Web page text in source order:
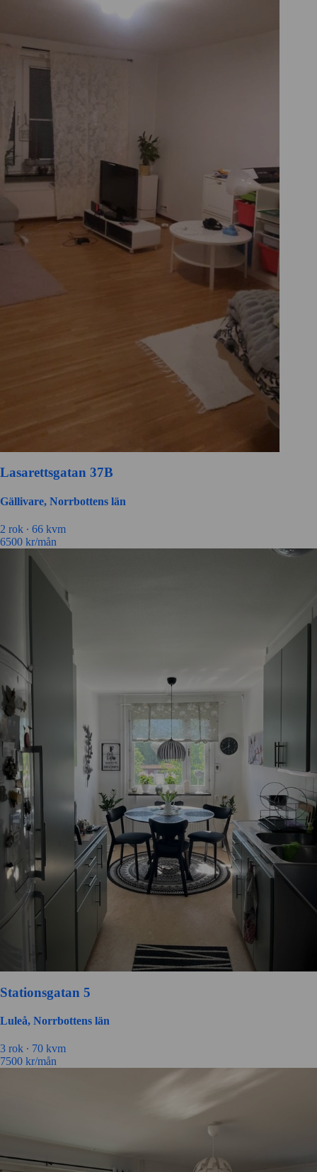
Lasarettsgatan 37B
Gällivare, Norrbottens län
2 rok ∙ 66 kvm
6500 kr/mån
Stationsgatan 5
Luleå, Norrbottens län
3 rok ∙ 70 kvm
7500 kr/mån